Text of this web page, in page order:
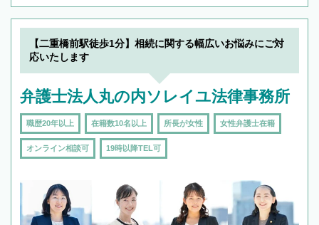
【二重橋前駅徒歩1分】相続に関する幅広いお悩みにご対
応いたします
弁護士法人丸の内ソレイユ法律事務所
職歴20年以上 在籍数10名以上 所長が女性 女性弁護士在籍
オンライン相談可 19時以降TEL可